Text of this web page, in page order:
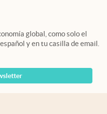
nueva pestaña
global, como solo el
y en tu casilla de email.